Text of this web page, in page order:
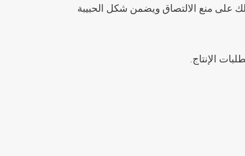
على منع الالتصاق ويضمن شكل الحبيبة
الإنتاج.